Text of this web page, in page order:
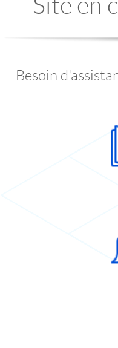
Site en
Besoin